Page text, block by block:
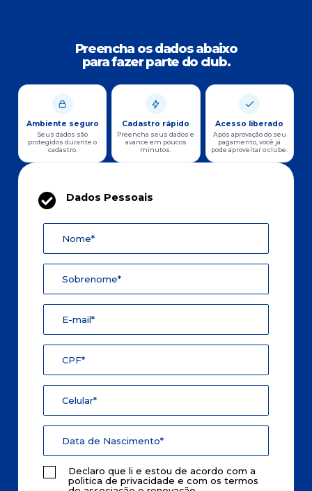
Preencha os dados abaixo
para fazer parte do club.
Ambiente seguro
Seus dados são
protegidos durante o
cadastro.
Cadastro rápido
Preencha seus dados e
avance em poucos
minutos.
Acesso liberado
Após aprovação do seu
pagamento, você já
pode aproveitar o clube.
Dados Pessoais
Declaro que li e estou de acordo com a
politica de privacidade e com ostermos